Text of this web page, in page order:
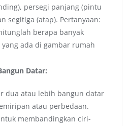
persegi panjang (pintu
segitiga (atap). Pertanyaan:
berapa banyak
ada di gambar rumah
Datar:
dua atau lebih bangun datar
atau perbedaan.
membandingkan ciri-